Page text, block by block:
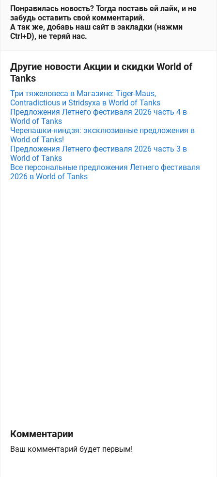
Понравилась новость? Тогда поставь ей лайк, и не
забудь оставить свой комментарий.
А так же, добавь наш сайт в закладки (нажми
Ctrl+D), не теряй нас.
Другие новости Акции и скидки World of
Tanks
Три тяжеловеса в Магазине: Tiger-Maus,
Contradictious и Stridsyxa в World of Tanks
Предложения Летнего фестиваля 2026 часть 4 в
World of Tanks
Черепашки-ниндзя: эксклюзивные предложения в
World of Tanks!
Предложения Летнего фестиваля 2026 часть 3 в
World of Tanks
Все персональные предложения Летнего фестиваля
2026 в World of Tanks
Комментарии
Ваш комментарий будет первым!